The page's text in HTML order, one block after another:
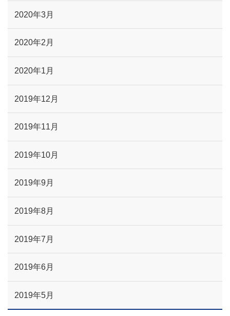
2020年3月
2020年2月
2020年1月
2019年12月
2019年11月
2019年10月
2019年9月
2019年8月
2019年7月
2019年6月
2019年5月